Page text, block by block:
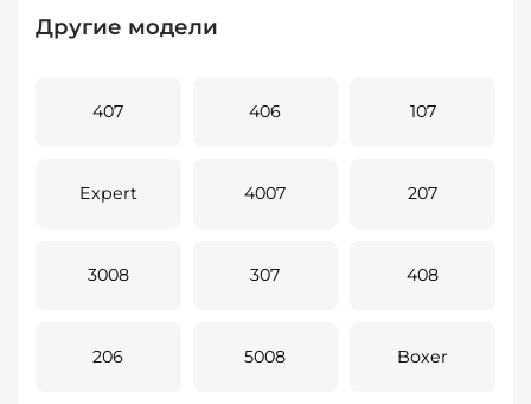
Другие модели
407 406 107
Expert 4007 207
3008 307 408
206 5008 Boxer